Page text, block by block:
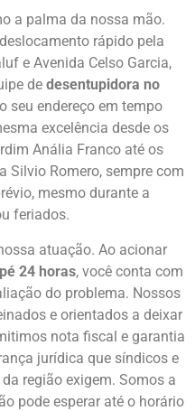
a palma da nossa mão.
rápido pela
e Avenida Celso Garcia,
de desentupidora no
seu endereço em tempo
excelência desde os
Anália Franco até os
Silvio Romero, sempre com
mesmo durante a
feriados.
atuação. Ao acionar
24 horas, você conta com
do problema. Nossos
e orientados a deixar
nota fiscal e garantia
jurídica que síndicos e
região exigem. Somos a
pode esperar até o horário